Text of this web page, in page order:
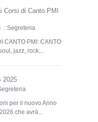
Corsi di Canto PMI
:: Segreteria
CANTO PMI: CANTO
jazz, rock,...
2025
per il nuovo Anno
che avrà...